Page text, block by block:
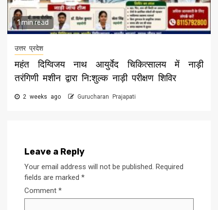
1 min read
उत्तर प्रदेश
महंत दिग्विजय नाथ आयुर्वेद चिकित्सालय में नाड़ी
तरंगिणी मशीन द्वारा नि:शुल्क नाड़ी परीक्षण शिविर
2 weeks ago Gurucharan Prajapati
Leave a Reply
Your email address will not be published. Required
fields are marked *
Comment *